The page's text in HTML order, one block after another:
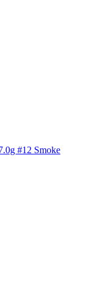
#12 Smoke